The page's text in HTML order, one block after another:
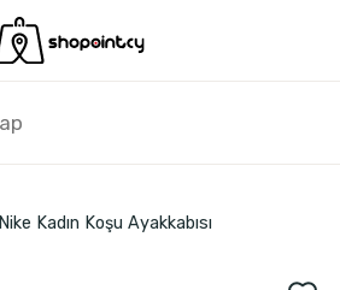
Nike Kadın Koşu Ayakkabısı